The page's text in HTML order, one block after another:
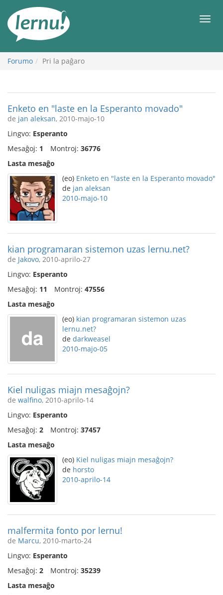
enhavo
Forumo Pri la paĝaro
Enketo en "laste en la Esperanto movado"
de jan aleksan, 2010-majo-10
Lingvo: Esperanto
Mesaĝoj: 1 Montroj: 36776
Lasta mesaĝo
(eo) Enketo en "laste en la Esperanto movado"
de jan aleksan
2010-majo-10
kian programaran sistemon uzas lernu.net?
de Jakovo, 2010-aprilo-27
Lingvo: Esperanto
Mesaĝoj: 11 Montroj: 47556
Lasta mesaĝo
(eo) kian programaran sistemon uzas
lernu.net?
de darkweasel
2010-majo-05
Kiel nuligas miajn mesaĝojn?
de walfino, 2010-aprilo-14
Lingvo: Esperanto
Mesaĝoj: 2 Montroj: 37457
Lasta mesaĝo
(eo) Kiel nuligas miajn mesaĝojn?
de horsto
2010-aprilo-14
malfermita fonto por lernu!
de Marcu, 2010-marto-24
Lingvo: Esperanto
Mesaĝoj: 2 Montroj: 35239
Lasta mesaĝo